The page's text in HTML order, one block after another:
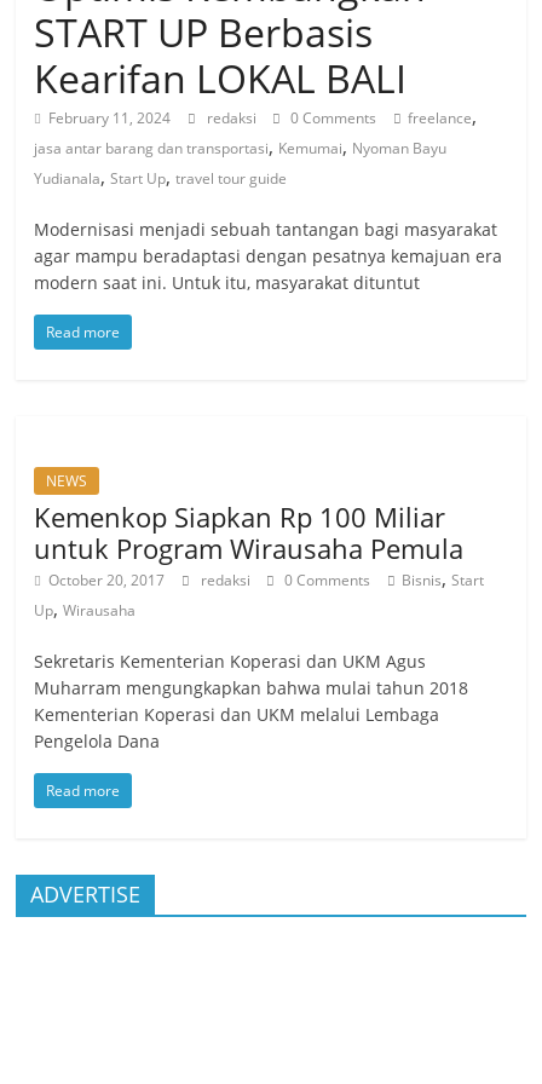
START UP Berbasis
Kearifan LOKAL BALI
February 11, 2024 redaksi 0 Comments freelance,
jasa antar barang dan transportasi, Kemumai, Nyoman Bayu
Yudianala,Start Up,travel tour guide
Modernisasi menjadi sebuah tantangan bagi masyarakat
agar mampu beradaptasi dengan pesatnya kemajuan era
modern saat ini. Untuk itu, masyarakat dituntut
Read more
NEWS
Kemenkop Siapkan Rp 100 Miliar
untuk Program Wirausaha Pemula
October 20, 2017 redaksi 0 Comments Bisnis,Start
Up,Wirausaha
Sekretaris Kementerian Koperasi dan UKM Agus
Muharram mengungkapkan bahwa mulai tahun 2018
Kementerian Koperasi dan UKM melalui Lembaga
Pengelola Dana
Read more
ADVERTISE